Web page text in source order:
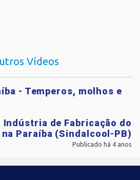
Vídeos
- Temperos, molhos e
de Fabricação do
Paraíba (Sindalcool-PB)
Publicado há 4 anos